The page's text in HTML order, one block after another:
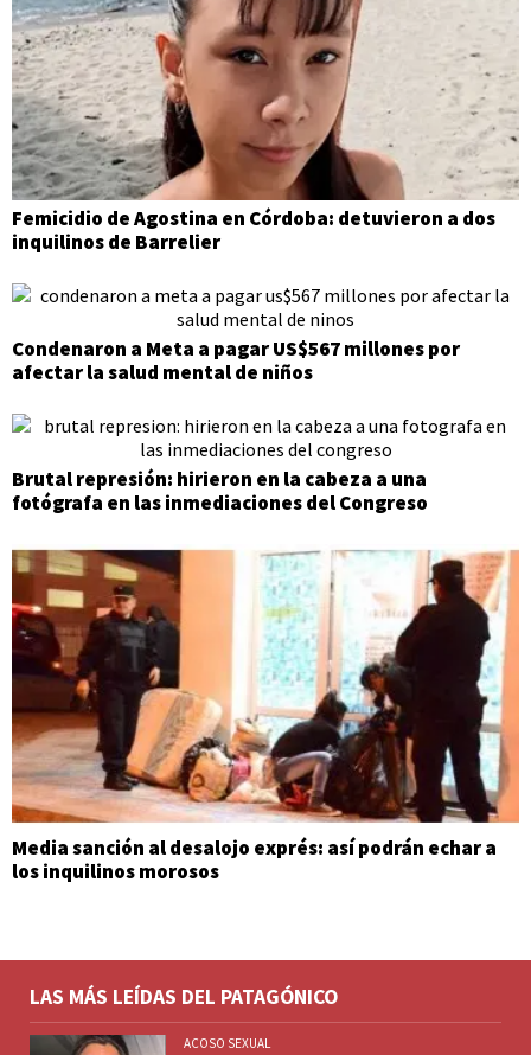
Femicidio de Agostina en Córdoba: detuvieron a dos
inquilinos de Barrelier
Condenaron a Meta a pagar US$567 millones por
afectar la salud mental de niños
Brutal represión: hirieron en la cabeza a una
fotógrafa en las inmediaciones del Congreso
Media sanción al desalojo exprés: así podrán echar a
los inquilinos morosos
LAS MÁS LEÍDAS DEL PATAGÓNICO
ACOSO SEXUAL